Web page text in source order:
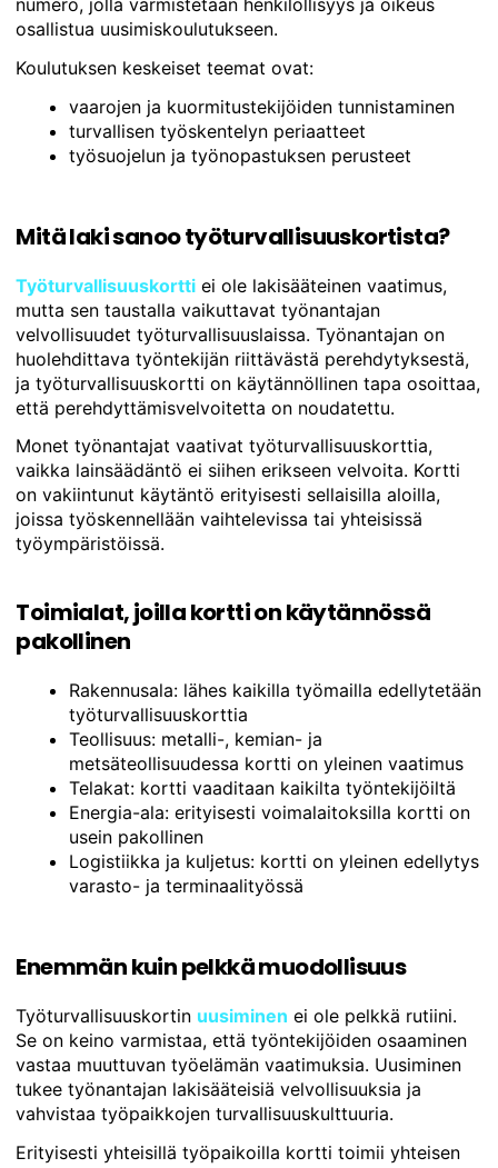
numero, jolla varmistetaan henkilöllisyys ja oikeus
osallistua uusimiskoulutukseen.
Koulutuksen keskeiset teemat ovat:
vaarojen ja kuormitustekijöiden tunnistaminen
turvallisen työskentelyn periaatteet
työsuojelun ja työnopastuksen perusteet
Mitä laki sanoo työturvallisuuskortista?
Työturvallisuuskortti ei ole lakisääteinen vaatimus,
mutta sen taustalla vaikuttavat työnantajan
velvollisuudet työturvallisuuslaissa. Työnantajan on
huolehdittava työntekijän riittävästä perehdytyksestä,
ja työturvallisuuskortti on käytännöllinen tapa osoittaa,
että perehdyttämisvelvoitetta on noudatettu.
Monet työnantajat vaativat työturvallisuuskorttia,
vaikka lainsäädäntö ei siihen erikseen velvoita. Kortti
on vakiintunut käytäntö erityisesti sellaisilla aloilla,
joissa työskennellään vaihtelevissa tai yhteisissä
työympäristöissä.
Toimialat, joilla kortti on käytännössä
pakollinen
Rakennusala: lähes kaikilla työmailla edellytetään
työturvallisuuskorttia
Teollisuus: metalli-, kemian- ja
metsäteollisuudessa kortti on yleinen vaatimus
Telakat: kortti vaaditaan kaikilta työntekijöiltä
Energia-ala: erityisesti voimalaitoksilla kortti on
usein pakollinen
Logistiikka ja kuljetus: kortti on yleinen edellytys
varasto- ja terminaalityössä
Enemmän kuin pelkkä muodollisuus
Työturvallisuuskortin uusiminen ei ole pelkkä rutiini.
Se on keino varmistaa, että työntekijöiden osaaminen
vastaa muuttuvan työelämän vaatimuksia. Uusiminen
tukee työnantajan lakisääteisiä velvollisuuksia ja
vahvistaa työpaikkojen turvallisuuskulttuuria.
Erityisesti yhteisillä työpaikoilla kortti toimii yhteisen